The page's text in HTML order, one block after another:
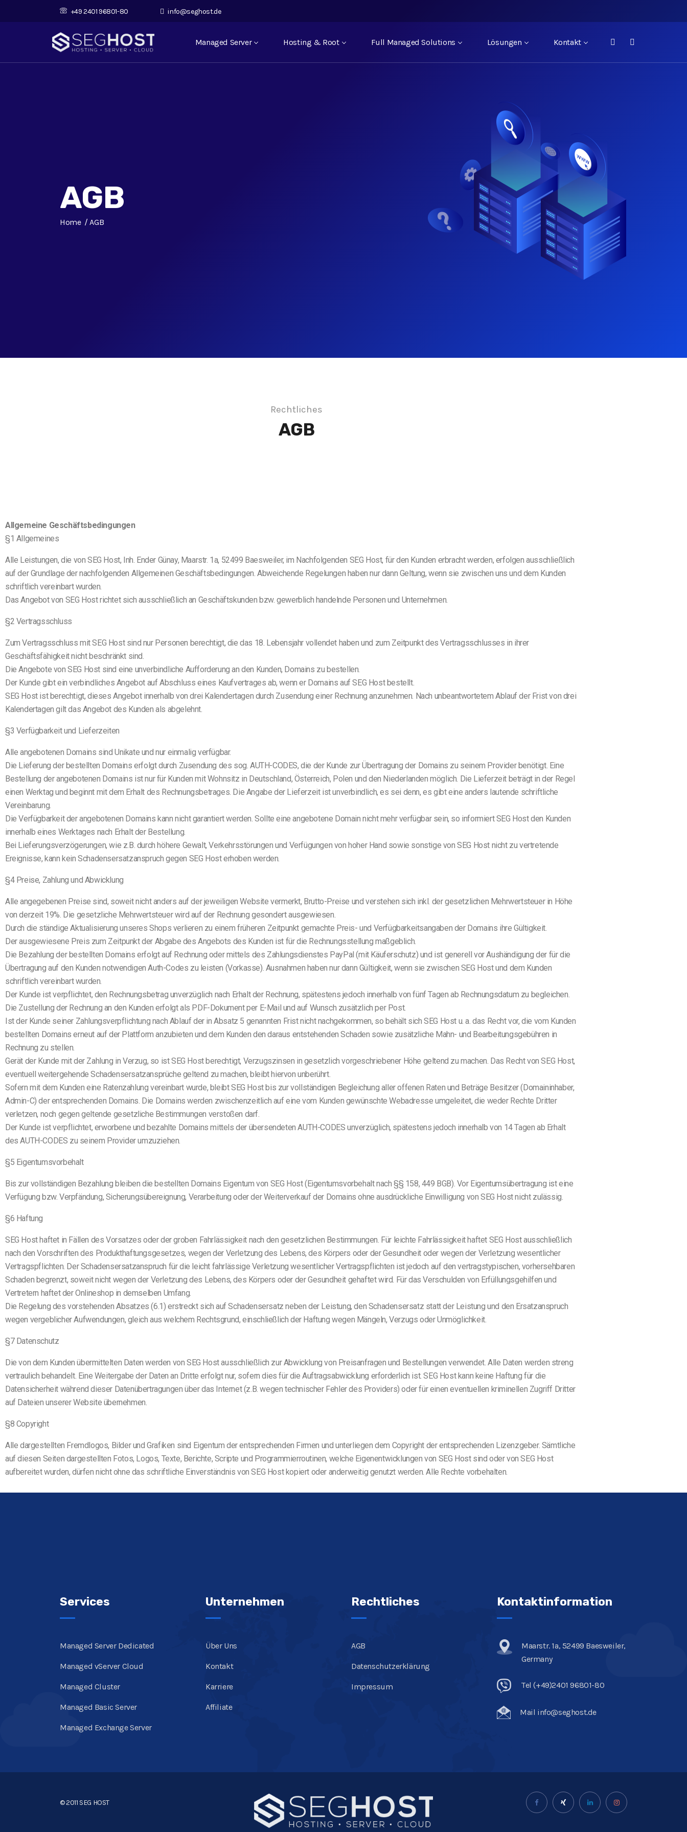
+49 2401 96801-80 info@seghost.de
Managed Server Hosting & Root Full Managed Solutions Lösungen Kontakt
AGB
Home AGB
Rechtliches
AGB
Allgemeine Geschäftsbedingungen
§1 Allgemeines
Alle Leistungen, die von SEG Host, Inh. Ender Günay, Maarstr. 1a, 52499 Baesweiler, im Nachfolgenden SEG Host, für den Kunden erbracht werden, erfolgen ausschließlich
auf der Grundlage der nachfolgenden Allgemeinen Geschäftsbedingungen. Abweichende Regelungen haben nur dann Geltung, wenn sie zwischen uns und dem Kunden
schriftlich vereinbart wurden.
Das Angebot von SEG Host richtet sich ausschließlich an Geschäftskunden bzw. gewerblich handelnde Personen und Unternehmen.
§2 Vertragsschluss
Zum Vertragsschluss mit SEG Host sind nur Personen berechtigt, die das 18. Lebensjahr vollendet haben und zum Zeitpunkt des Vertragsschlusses in ihrer
Geschäftsfähigkeit nicht beschränkt sind.
Die Angebote von SEG Host sind eine unverbindliche Aufforderung an den Kunden, Domains zu bestellen.
Der Kunde gibt ein verbindliches Angebot auf Abschluss eines Kaufvertrages ab, wenn er Domains auf SEG Host bestellt.
SEG Host ist berechtigt, dieses Angebot innerhalb von drei Kalendertagen durch Zusendung einer Rechnung anzunehmen. Nach unbeantwortetem Ablauf der Frist von drei
Kalendertagen gilt das Angebot des Kunden als abgelehnt.
§3 Verfügbarkeit und Lieferzeiten
Alle angebotenen Domains sind Unikate und nur einmalig verfügbar.
Die Lieferung der bestellten Domains erfolgt durch Zusendung des sog. AUTH-CODES, die der Kunde zur Übertragung der Domains zu seinem Provider benötigt. Eine
Bestellung der angebotenen Domains ist nur für Kunden mit Wohnsitz in Deutschland, Österreich, Polen und den Niederlanden möglich. Die Lieferzeit beträgt in der Regel
einen Werktag und beginnt mit dem Erhalt des Rechnungsbetrages. Die Angabe der Lieferzeit ist unverbindlich, es sei denn, es gibt eine anders lautende schriftliche
Vereinbarung.
Die Verfügbarkeit der angebotenen Domains kann nicht garantiert werden. Sollte eine angebotene Domain nicht mehr verfügbar sein, so informiert SEG Host den Kunden
innerhalb eines Werktages nach Erhalt der Bestellung.
Bei Lieferungsverzögerungen, wie z.B. durch höhere Gewalt, Verkehrsstörungen und Verfügungen von hoher Hand sowie sonstige von SEG Host nicht zu vertretende
Ereignisse, kann kein Schadensersatzanspruch gegen SEG Host erhoben werden.
§4 Preise, Zahlung und Abwicklung
Alle angegebenen Preise sind, soweit nicht anders auf der jeweiligen Website vermerkt, Brutto-Preise und verstehen sich inkl. der gesetzlichen Mehrwertsteuer in Höhe
von derzeit 19%. Die gesetzliche Mehrwertsteuer wird auf der Rechnung gesondert ausgewiesen.
Durch die ständige Aktualisierung unseres Shops verlieren zu einem früheren Zeitpunkt gemachte Preis- und Verfügbarkeitsangaben der Domains ihre Gültigkeit.
Der ausgewiesene Preis zum Zeitpunkt der Abgabe des Angebots des Kunden ist für die Rechnungsstellung maßgeblich.
Die Bezahlung der bestellten Domains erfolgt auf Rechnung oder mittels des Zahlungsdienstes PayPal (mit Käuferschutz) und ist generell vor Aushändigung der für die
Übertragung auf den Kunden notwendigen Auth-Codes zu leisten (Vorkasse). Ausnahmen haben nur dann Gültigkeit, wenn sie zwischen SEG Host und dem Kunden
schriftlich vereinbart wurden.
Der Kunde ist verpflichtet, den Rechnungsbetrag unverzüglich nach Erhalt der Rechnung, spätestens jedoch innerhalb von fünf Tagen ab Rechnungsdatum zu begleichen.
Die Zustellung der Rechnung an den Kunden erfolgt als PDF-Dokument per E-Mail und auf Wunsch zusätzlich per Post.
Ist der Kunde seiner Zahlungsverpflichtung nach Ablauf der in Absatz 5 genannten Frist nicht nachgekommen, so behält sich SEG Host u. a. das Recht vor, die vom Kunden
bestellten Domains erneut auf der Plattform anzubieten und dem Kunden den daraus entstehenden Schaden sowie zusätzliche Mahn- und Bearbeitungsgebühren in
Rechnung zu stellen.
Gerät der Kunde mit der Zahlung in Verzug, so ist SEG Host berechtigt, Verzugszinsen in gesetzlich vorgeschriebener Höhe geltend zu machen. Das Recht von SEG Host,
eventuell weitergehende Schadensersatzansprüche geltend zu machen, bleibt hiervon unberührt.
Sofern mit dem Kunden eine Ratenzahlung vereinbart wurde, bleibt SEG Host bis zur vollständigen Begleichung aller offenen Raten und Beträge Besitzer (Domaininhaber,
Admin-C) der entsprechenden Domains. Die Domains werden zwischenzeitlich auf eine vom Kunden gewünschte Webadresse umgeleitet, die weder Rechte Dritter
verletzen, noch gegen geltende gesetzliche Bestimmungen verstoßen darf.
Der Kunde ist verpflichtet, erworbene und bezahlte Domains mittels der übersendeten AUTH-CODES unverzüglich, spätestens jedoch innerhalb von 14 Tagen ab Erhalt
des AUTH-CODES zu seinem Provider umzuziehen.
§5 Eigentumsvorbehalt
Bis zur vollständigen Bezahlung bleiben die bestellten Domains Eigentum von SEG Host (Eigentumsvorbehalt nach §§ 158, 449 BGB). Vor Eigentumsübertragung ist eine
Verfügung bzw. Verpfändung, Sicherungsübereignung, Verarbeitung oder der Weiterverkauf der Domains ohne ausdrückliche Einwilligung von SEG Host nicht zulässig.
§6 Haftung
SEG Host haftet in Fällen des Vorsatzes oder der groben Fahrlässigkeit nach den gesetzlichen Bestimmungen. Für leichte Fahrlässigkeit haftet SEG Host ausschließlich
nach den Vorschriften des Produkthaftungsgesetzes, wegen der Verletzung des Lebens, des Körpers oder der Gesundheit oder wegen der Verletzung wesentlicher
Vertragspflichten. Der Schadensersatzanspruch für die leicht fahrlässige Verletzung wesentlicher Vertragspflichten ist jedoch auf den vertragstypischen, vorhersehbaren
Schaden begrenzt, soweit nicht wegen der Verletzung des Lebens, des Körpers oder der Gesundheit gehaftet wird. Für das Verschulden von Erfüllungsgehilfen und
Vertretern haftet der Onlineshop in demselben Umfang.
Die Regelung des vorstehenden Absatzes (6.1) erstreckt sich auf Schadensersatz neben der Leistung, den Schadensersatz statt der Leistung und den Ersatzanspruch
wegen vergeblicher Aufwendungen, gleich aus welchem Rechtsgrund, einschließlich der Haftung wegen Mängeln, Verzugs oder Unmöglichkeit.
§7 Datenschutz
Die von dem Kunden übermittelten Daten werden von SEG Host ausschließlich zur Abwicklung von Preisanfragen und Bestellungen verwendet. Alle Daten werden streng
vertraulich behandelt. Eine Weitergabe der Daten an Dritte erfolgt nur, sofern dies für die Auftragsabwicklung erforderlich ist. SEG Host kann keine Haftung für die
Datensicherheit während dieser Datenübertragungen über das Internet (z.B. wegen technischer Fehler des Providers) oder für einen eventuellen kriminellen Zugriff Dritter
auf Dateien unserer Website übernehmen.
§8 Copyright
Alle dargestellten Fremdlogos, Bilder und Grafiken sind Eigentum der entsprechenden Firmen und unterliegen dem Copyright der entsprechenden Lizenzgeber. Sämtliche
auf diesen Seiten dargestellten Fotos, Logos, Texte, Berichte, Scripte und Programmierroutinen, welche Eigenentwicklungen von SEG Host sind oder von SEG Host
aufbereitet wurden, dürfen nicht ohne das schriftliche Einverständnis von SEG Host kopiert oder anderweitig genutzt werden. Alle Rechte vorbehalten.
Services
Managed Server Dedicated
Managed vServer Cloud
Managed Cluster
Managed Basic Server
Managed Exchange Server
Unternehmen
Über Uns
Kontakt
Karriere
Affiliate
Rechtliches
AGB
Datenschutzerklärung
Impressum
Kontaktinformation
Maarstr. 1a, 52499 Baesweiler,
Germany
Tel (+49)2401 96801-80
Mail info@seghost.de
© 2011 SEG HOST